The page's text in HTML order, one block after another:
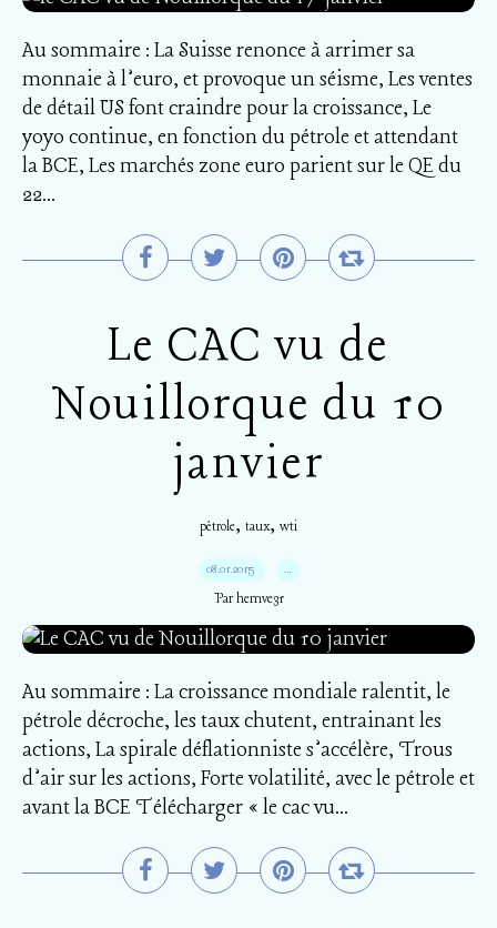
Au sommaire : La Suisse renonce à arrimer sa
monnaie à l’euro, et provoque un séisme, Les ventes
de détail US font craindre pour la croissance, Le
yoyo continue, en fonction du pétrole et attendant
la BCE, Les marchés zone euro parient sur le QE du
22...
Le CAC vu de
Nouillorque du 10
janvier
pétrole, taux, wti
08.01.2015 …
Par hemve31
Au sommaire : La croissance mondiale ralentit, le
pétrole décroche, les taux chutent, entrainant les
actions, La spirale déflationniste s’accélère, Trous
d’air sur les actions, Forte volatilité, avec le pétrole et
avant la BCE Télécharger « le cac vu...